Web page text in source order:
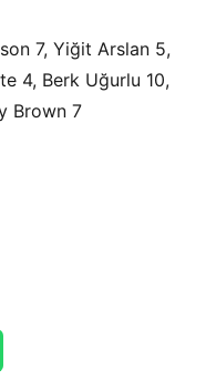
7, Yiğit Arslan 5,
4, Berk Uğurlu 10,
Brown 7